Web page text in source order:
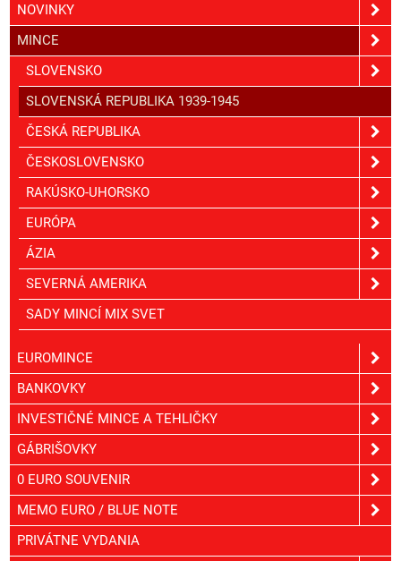
NOVINKY
MINCE
SLOVENSKO
SLOVENSKÁ REPUBLIKA 1939-1945
ČESKÁ REPUBLIKA
ČESKOSLOVENSKO
RAKÚSKO-UHORSKO
EURÓPA
ÁZIA
SEVERNÁ AMERIKA
SADY MINCÍ MIX SVET
EUROMINCE
BANKOVKY
INVESTIČNÉ MINCE A TEHLIČKY
GÁBRIŠOVKY
0 EURO SOUVENIR
MEMO EURO / BLUE NOTE
PRIVÁTNE VYDANIA